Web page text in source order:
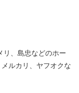
リ、島忠などのホー
ルカリ、ヤフオクな